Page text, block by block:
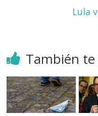
Lula
También